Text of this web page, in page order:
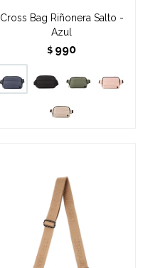
Cross Bag Riñonera Salto -
Azul
$ 990